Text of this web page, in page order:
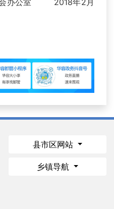
会办公室 2018年2月
县市区网站
乡镇导航